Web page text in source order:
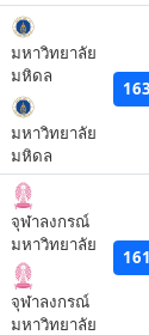
มหาวิทยาลัย
มหิดล
มหาวิทยาลัย
มหิดล
163
จุฬาลงกรณ์
มหาวิทยาลัย
จุฬาลงกรณ์
มหาวิทยาลัย
161